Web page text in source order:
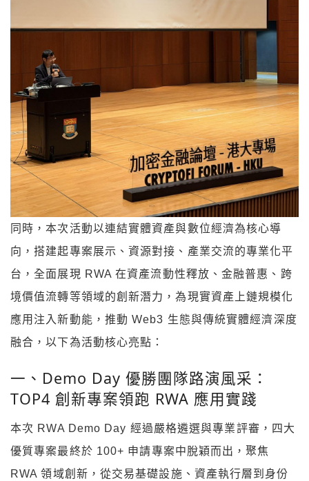
同時，本次活動以連結實體資產與數位經濟為核心導
向，搭建起專案展示、資源對接、產業交流的專業化平
台，全面展現 RWA 在資產流動性釋放、金融普惠、跨
境價值流轉等領域的創新潛力，為現實資產上鏈規模化
應用注入新動能，推動 Web3 生態與傳統實體經濟深度
融合，以下為活動核心亮點：
一、Demo Day 優勝團隊路演風采：
TOP4 創新專案領跑 RWA 應用實踐
本次 RWA Demo Day 經過嚴格遴選與專業評審，四大
優質專案最終於 100+ 申請專案中脫穎而出，聚焦
RWA 領域創新，從交易基礎設施、資產執行層到身份